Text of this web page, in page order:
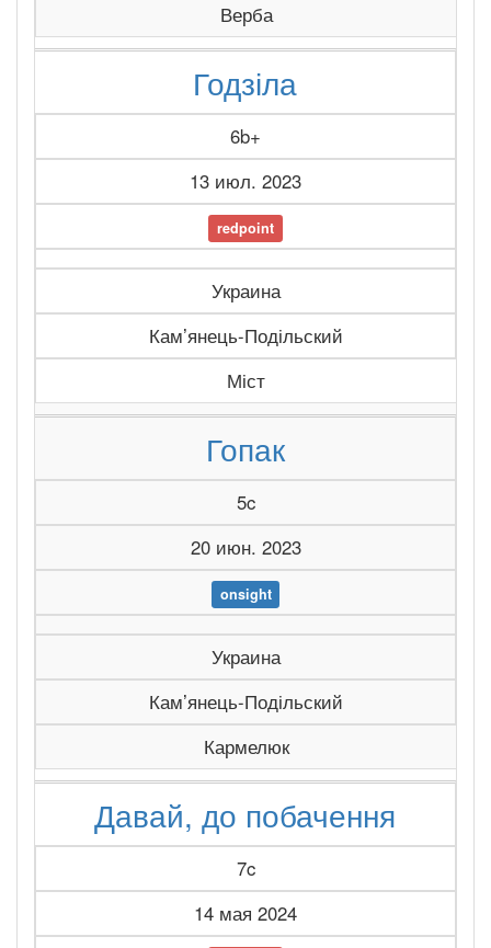
Верба
Годзіла
6b+
13 июл. 2023
redpoint
Украина
Камʼянець-Подільский
Міст
Гопак
5c
20 июн. 2023
onsight
Украина
Камʼянець-Подільский
Кармелюк
Давай, до побачення
7c
14 мая 2024